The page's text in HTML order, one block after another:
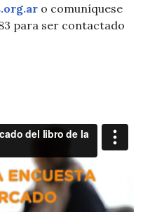
o comuníquese
para ser contactado